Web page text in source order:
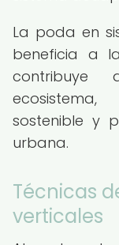
La poda en
beneficia a
contribuye
sostenible y
urbana.
Técnicas
verticales